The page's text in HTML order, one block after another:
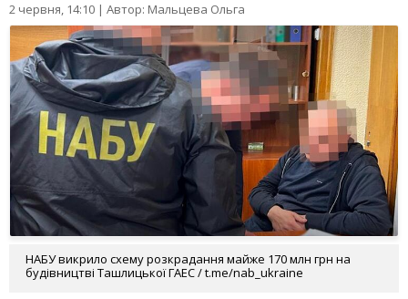
2 червня, 14:10 | Автор: Мальцева Ольга
НАБУ викрило схему розкрадання майже 170 млн грн на
будівництві Ташлицької ГАЕС / t.me/nab_ukraine